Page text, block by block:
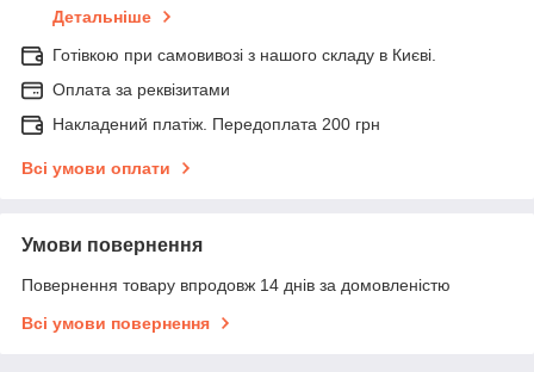
Детальніше
Готівкою при самовивозі з нашого складу в Києві.
Оплата за реквізитами
Накладений платіж. Передоплата 200 грн
Всі умови оплати
Умови повернення
Повернення товару впродовж 14 днів за домовленістю
Всі умови повернення